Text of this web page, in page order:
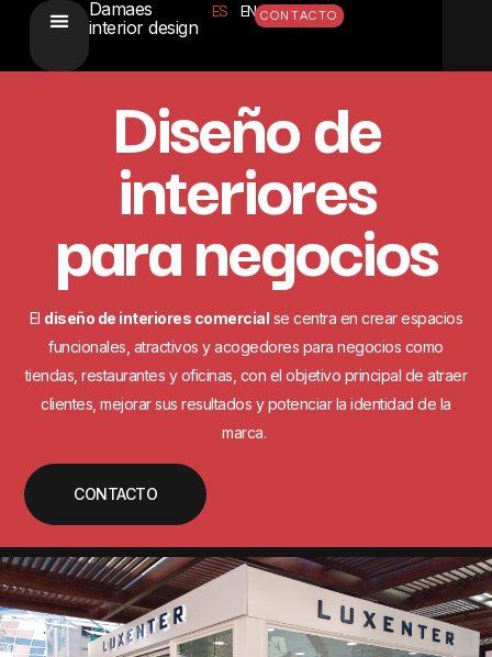
Damaes
interior design
ES EN CONTACTO
Diseño de
interiores
para negocios
El diseño de interiores comercial se centra en crear espacios
funcionales, atractivos y acogedores para negocios como
tiendas, restaurantes y oficinas, con el objetivo principal de atraer
clientes, mejorar sus resultados y potenciar la identidad de la
marca.
CONTACTO